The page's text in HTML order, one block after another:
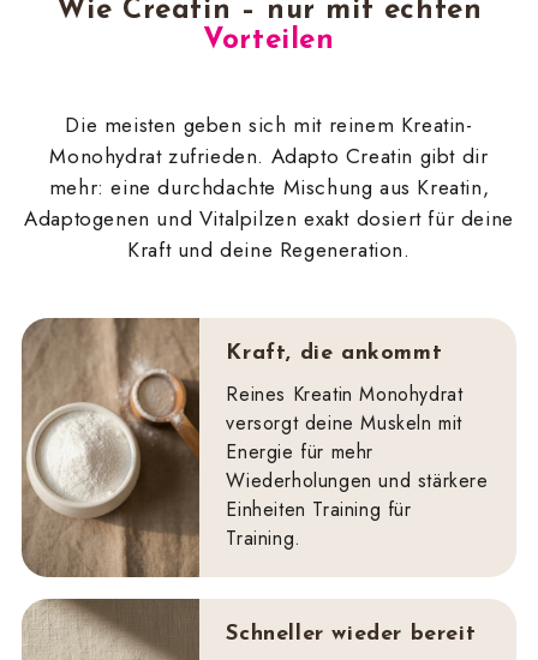
Wie Creatin – nur mit echten
Vorteilen
Die meisten geben sich mit reinem Kreatin-
Monohydrat zufrieden. Adapto Creatin gibt dir
mehr: eine durchdachte Mischung aus Kreatin,
Adaptogenen und Vitalpilzen exakt dosiert für deine
Kraft und deine Regeneration.
Kraft, die ankommt
Reines Kreatin Monohydrat
versorgt deine Muskeln mit
Energie für mehr
Wiederholungen und stärkere
Einheiten Training für
Training.
Schneller wieder bereit